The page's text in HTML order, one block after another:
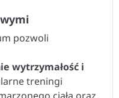
pozwoli
wytrzymałość i
treningi